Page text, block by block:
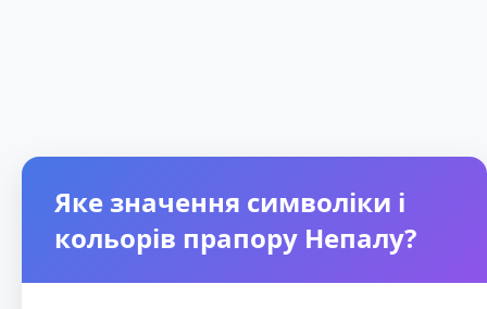
Яке значення символіки і
кольорів прапору Непалу?